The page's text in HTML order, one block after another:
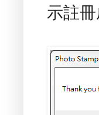
示註